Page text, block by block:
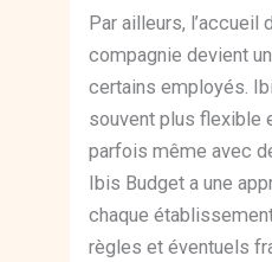
Par ailleurs, l’accueil
compagnie devient
certains employés.
souvent plus flexible
parfois même avec
Ibis Budget a une
chaque
règles et éventuels